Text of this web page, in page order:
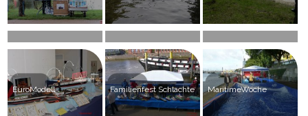
Ahlum
Anfahren Diepholz
EuroModell Familienfest Schlachte
MaritimeWoche
Nikolausfahren
Osnabruck